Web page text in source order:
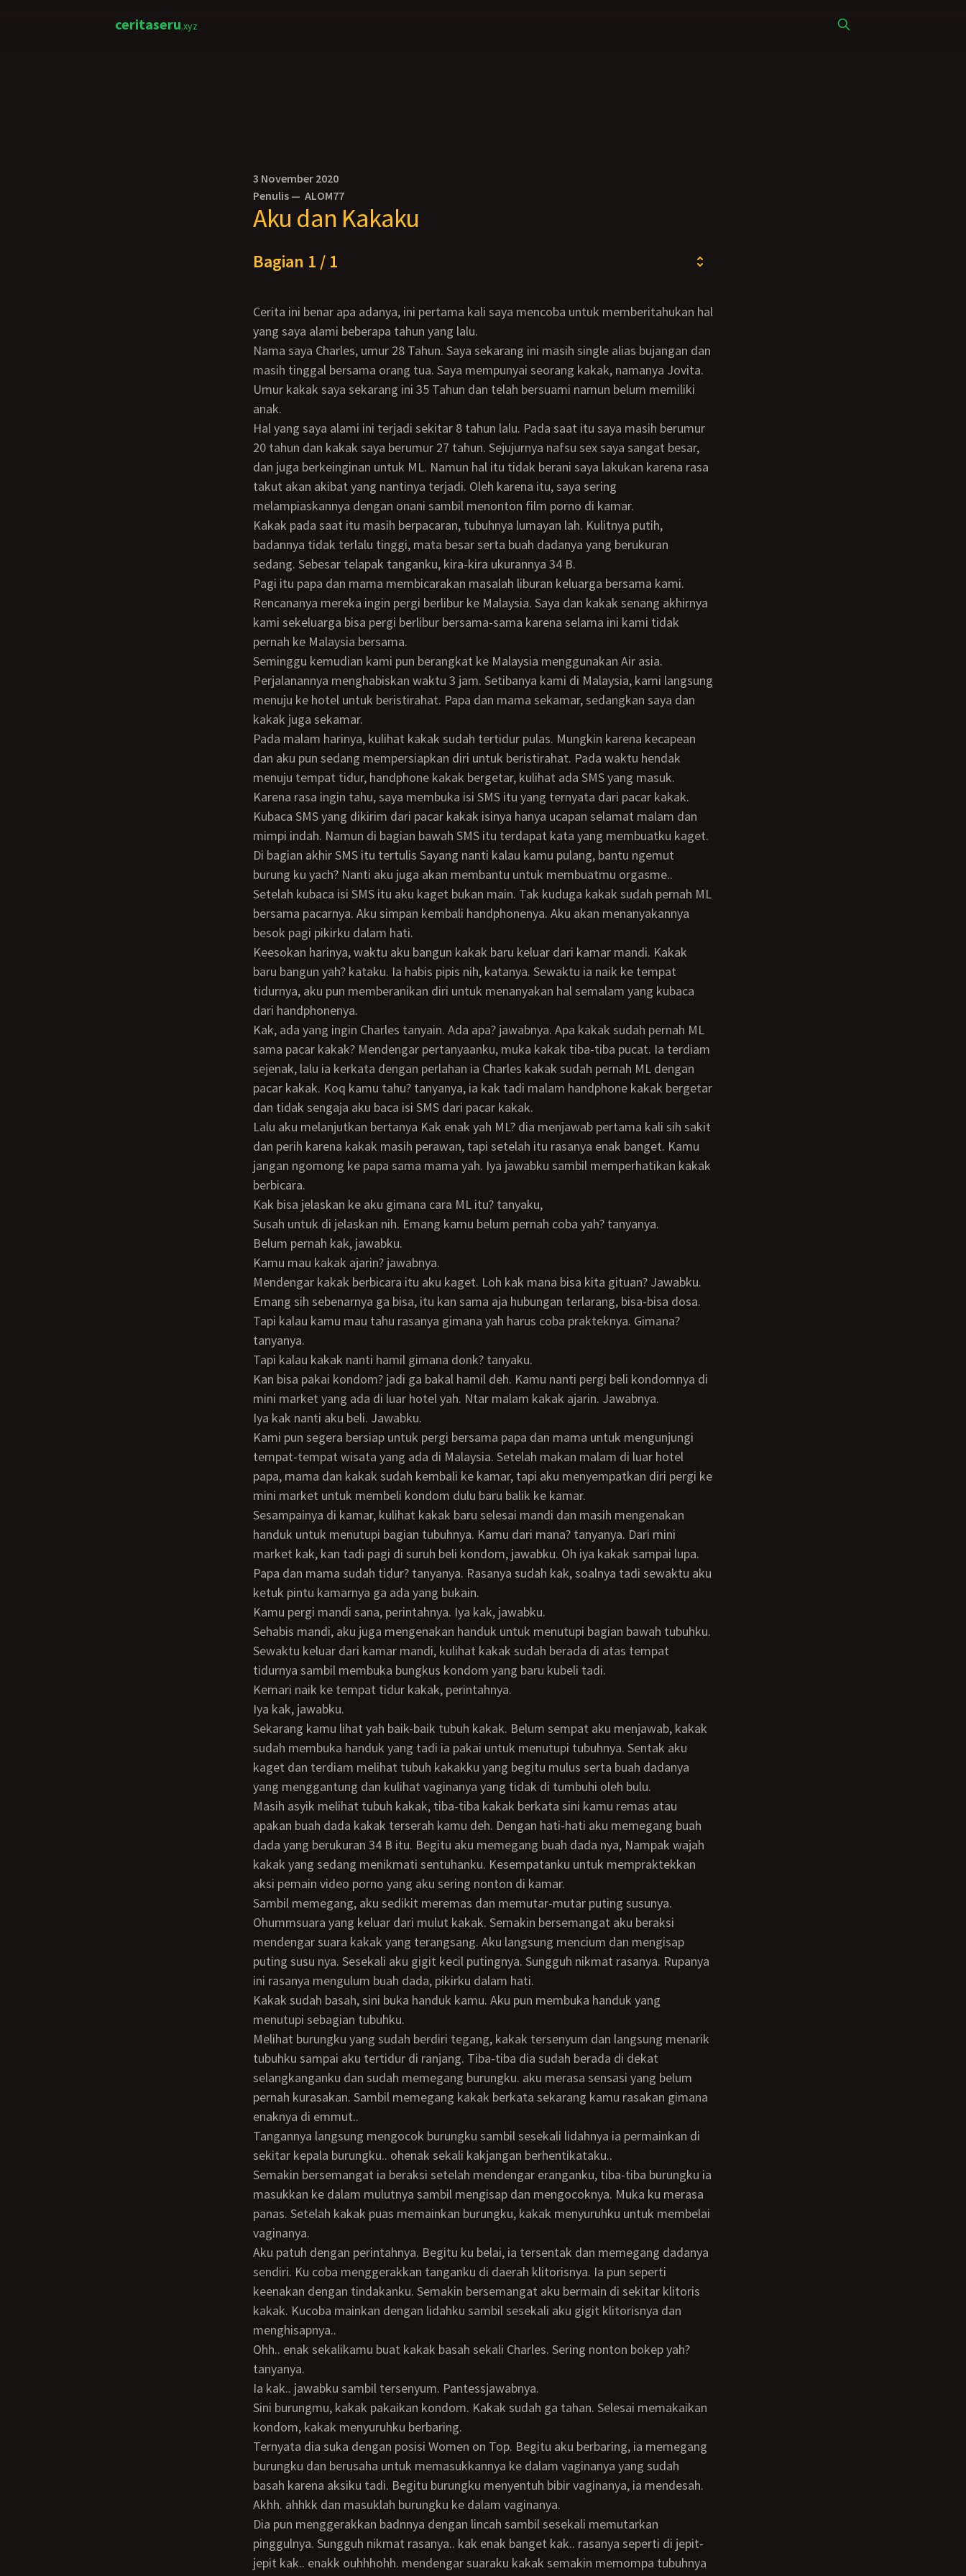
ceritaseru.xyz
3 November 2020
Penulis — ALOM77
Aku dan Kakaku
Bagian 1 / 1
Cerita ini benar apa adanya, ini pertama kali saya mencoba untuk memberitahukan hal
yang saya alami beberapa tahun yang lalu.
Nama saya Charles, umur 28 Tahun. Saya sekarang ini masih single alias bujangan dan
masih tinggal bersama orang tua. Saya mempunyai seorang kakak, namanya Jovita.
Umur kakak saya sekarang ini 35 Tahun dan telah bersuami namun belum memiliki
anak.
Hal yang saya alami ini terjadi sekitar 8 tahun lalu. Pada saat itu saya masih berumur
20 tahun dan kakak saya berumur 27 tahun. Sejujurnya nafsu sex saya sangat besar,
dan juga berkeinginan untuk ML. Namun hal itu tidak berani saya lakukan karena rasa
takut akan akibat yang nantinya terjadi. Oleh karena itu, saya sering
melampiaskannya dengan onani sambil menonton film porno di kamar.
Kakak pada saat itu masih berpacaran, tubuhnya lumayan lah. Kulitnya putih,
badannya tidak terlalu tinggi, mata besar serta buah dadanya yang berukuran
sedang. Sebesar telapak tanganku, kira-kira ukurannya 34 B.
Pagi itu papa dan mama membicarakan masalah liburan keluarga bersama kami.
Rencananya mereka ingin pergi berlibur ke Malaysia. Saya dan kakak senang akhirnya
kami sekeluarga bisa pergi berlibur bersama-sama karena selama ini kami tidak
pernah ke Malaysia bersama.
Seminggu kemudian kami pun berangkat ke Malaysia menggunakan Air asia.
Perjalanannya menghabiskan waktu 3 jam. Setibanya kami di Malaysia, kami langsung
menuju ke hotel untuk beristirahat. Papa dan mama sekamar, sedangkan saya dan
kakak juga sekamar.
Pada malam harinya, kulihat kakak sudah tertidur pulas. Mungkin karena kecapean
dan aku pun sedang mempersiapkan diri untuk beristirahat. Pada waktu hendak
menuju tempat tidur, handphone kakak bergetar, kulihat ada SMS yang masuk.
Karena rasa ingin tahu, saya membuka isi SMS itu yang ternyata dari pacar kakak.
Kubaca SMS yang dikirim dari pacar kakak isinya hanya ucapan selamat malam dan
mimpi indah. Namun di bagian bawah SMS itu terdapat kata yang membuatku kaget.
Di bagian akhir SMS itu tertulis Sayang nanti kalau kamu pulang, bantu ngemut
burung ku yach? Nanti aku juga akan membantu untuk membuatmu orgasme..
Setelah kubaca isi SMS itu aku kaget bukan main. Tak kuduga kakak sudah pernah ML
bersama pacarnya. Aku simpan kembali handphonenya. Aku akan menanyakannya
besok pagi pikirku dalam hati.
Keesokan harinya, waktu aku bangun kakak baru keluar dari kamar mandi. Kakak
baru bangun yah? kataku. Ia habis pipis nih, katanya. Sewaktu ia naik ke tempat
tidurnya, aku pun memberanikan diri untuk menanyakan hal semalam yang kubaca
dari handphonenya.
Kak, ada yang ingin Charles tanyain. Ada apa? jawabnya. Apa kakak sudah pernah ML
sama pacar kakak? Mendengar pertanyaanku, muka kakak tiba-tiba pucat. Ia terdiam
sejenak, lalu ia kerkata dengan perlahan ia Charles kakak sudah pernah ML dengan
pacar kakak. Koq kamu tahu? tanyanya, ia kak tadi malam handphone kakak bergetar
dan tidak sengaja aku baca isi SMS dari pacar kakak.
Lalu aku melanjutkan bertanya Kak enak yah ML? dia menjawab pertama kali sih sakit
dan perih karena kakak masih perawan, tapi setelah itu rasanya enak banget. Kamu
jangan ngomong ke papa sama mama yah. Iya jawabku sambil memperhatikan kakak
berbicara.
Kak bisa jelaskan ke aku gimana cara ML itu? tanyaku,
Susah untuk di jelaskan nih. Emang kamu belum pernah coba yah? tanyanya.
Belum pernah kak, jawabku.
Kamu mau kakak ajarin? jawabnya.
Mendengar kakak berbicara itu aku kaget. Loh kak mana bisa kita gituan? Jawabku.
Emang sih sebenarnya ga bisa, itu kan sama aja hubungan terlarang, bisa-bisa dosa.
Tapi kalau kamu mau tahu rasanya gimana yah harus coba prakteknya. Gimana?
tanyanya.
Tapi kalau kakak nanti hamil gimana donk? tanyaku.
Kan bisa pakai kondom? jadi ga bakal hamil deh. Kamu nanti pergi beli kondomnya di
mini market yang ada di luar hotel yah. Ntar malam kakak ajarin. Jawabnya.
Iya kak nanti aku beli. Jawabku.
Kami pun segera bersiap untuk pergi bersama papa dan mama untuk mengunjungi
tempat-tempat wisata yang ada di Malaysia. Setelah makan malam di luar hotel
papa, mama dan kakak sudah kembali ke kamar, tapi aku menyempatkan diri pergi ke
mini market untuk membeli kondom dulu baru balik ke kamar.
Sesampainya di kamar, kulihat kakak baru selesai mandi dan masih mengenakan
handuk untuk menutupi bagian tubuhnya. Kamu dari mana? tanyanya. Dari mini
market kak, kan tadi pagi di suruh beli kondom, jawabku. Oh iya kakak sampai lupa.
Papa dan mama sudah tidur? tanyanya. Rasanya sudah kak, soalnya tadi sewaktu aku
ketuk pintu kamarnya ga ada yang bukain.
Kamu pergi mandi sana, perintahnya. Iya kak, jawabku.
Sehabis mandi, aku juga mengenakan handuk untuk menutupi bagian bawah tubuhku.
Sewaktu keluar dari kamar mandi, kulihat kakak sudah berada di atas tempat
tidurnya sambil membuka bungkus kondom yang baru kubeli tadi.
Kemari naik ke tempat tidur kakak, perintahnya.
Iya kak, jawabku.
Sekarang kamu lihat yah baik-baik tubuh kakak. Belum sempat aku menjawab, kakak
sudah membuka handuk yang tadi ia pakai untuk menutupi tubuhnya. Sentak aku
kaget dan terdiam melihat tubuh kakakku yang begitu mulus serta buah dadanya
yang menggantung dan kulihat vaginanya yang tidak di tumbuhi oleh bulu.
Masih asyik melihat tubuh kakak, tiba-tiba kakak berkata sini kamu remas atau
apakan buah dada kakak terserah kamu deh. Dengan hati-hati aku memegang buah
dada yang berukuran 34 B itu. Begitu aku memegang buah dada nya, Nampak wajah
kakak yang sedang menikmati sentuhanku. Kesempatanku untuk mempraktekkan
aksi pemain video porno yang aku sering nonton di kamar.
Sambil memegang, aku sedikit meremas dan memutar-mutar puting susunya.
Ohummsuara yang keluar dari mulut kakak. Semakin bersemangat aku beraksi
mendengar suara kakak yang terangsang. Aku langsung mencium dan mengisap
puting susu nya. Sesekali aku gigit kecil putingnya. Sungguh nikmat rasanya. Rupanya
ini rasanya mengulum buah dada, pikirku dalam hati.
Kakak sudah basah, sini buka handuk kamu. Aku pun membuka handuk yang
menutupi sebagian tubuhku.
Melihat burungku yang sudah berdiri tegang, kakak tersenyum dan langsung menarik
tubuhku sampai aku tertidur di ranjang. Tiba-tiba dia sudah berada di dekat
selangkanganku dan sudah memegang burungku. aku merasa sensasi yang belum
pernah kurasakan. Sambil memegang kakak berkata sekarang kamu rasakan gimana
enaknya di emmut..
Tangannya langsung mengocok burungku sambil sesekali lidahnya ia permainkan di
sekitar kepala burungku.. ohenak sekali kakjangan berhentikataku..
Semakin bersemangat ia beraksi setelah mendengar eranganku, tiba-tiba burungku ia
masukkan ke dalam mulutnya sambil mengisap dan mengocoknya. Muka ku merasa
panas. Setelah kakak puas memainkan burungku, kakak menyuruhku untuk membelai
vaginanya.
Aku patuh dengan perintahnya. Begitu ku belai, ia tersentak dan memegang dadanya
sendiri. Ku coba menggerakkan tanganku di daerah klitorisnya. Ia pun seperti
keenakan dengan tindakanku. Semakin bersemangat aku bermain di sekitar klitoris
kakak. Kucoba mainkan dengan lidahku sambil sesekali aku gigit klitorisnya dan
menghisapnya..
Ohh.. enak sekalikamu buat kakak basah sekali Charles. Sering nonton bokep yah?
tanyanya.
Ia kak.. jawabku sambil tersenyum. Pantessjawabnya.
Sini burungmu, kakak pakaikan kondom. Kakak sudah ga tahan. Selesai memakaikan
kondom, kakak menyuruhku berbaring.
Ternyata dia suka dengan posisi Women on Top. Begitu aku berbaring, ia memegang
burungku dan berusaha untuk memasukkannya ke dalam vaginanya yang sudah
basah karena aksiku tadi. Begitu burungku menyentuh bibir vaginanya, ia mendesah.
Akhh. ahhkk dan masuklah burungku ke dalam vaginanya.
Dia pun menggerakkan badnnya dengan lincah sambil sesekali memutarkan
pinggulnya. Sungguh nikmat rasanya.. kak enak banget kak.. rasanya seperti di jepit-
jepit kak.. enakk ouhhhohh. mendengar suaraku kakak semakin memompa tubuhnya